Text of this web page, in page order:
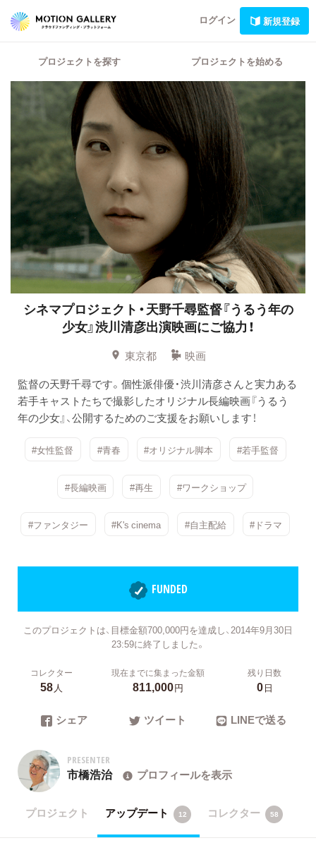
ログイン 新規登録
プロジェクトを探す プロジェクトを始める
シネマプロジェクト・天野千尋監督『うるう年の
少女』渋川清彦出演映画にご協力！
東京都
映画
監督の天野千尋です。個性派俳優・渋川清彦さんと実力ある
若手キャストたちで撮影したオリジナル長編映画『うるう
年の少女』、公開するためのご支援をお願いします！
#女性監督 #青春 #オリジナル脚本 #若手監督
#長編映画 #再生 #ワークショップ
#ファンタジー #K's cinema #自主配給 #ドラマ
FUNDED
このプロジェクトは、目標金額700,000円を達成し、2014年9月30日
23:59に終了しました。
コレクター
58人
現在までに集まった金額
811,000円
残り日数
0日
シェア ツイート LINEで送る
PRESENTER
市橋浩治 プロフィールを表示
プロジェクト アップデート 12 コレクター 58